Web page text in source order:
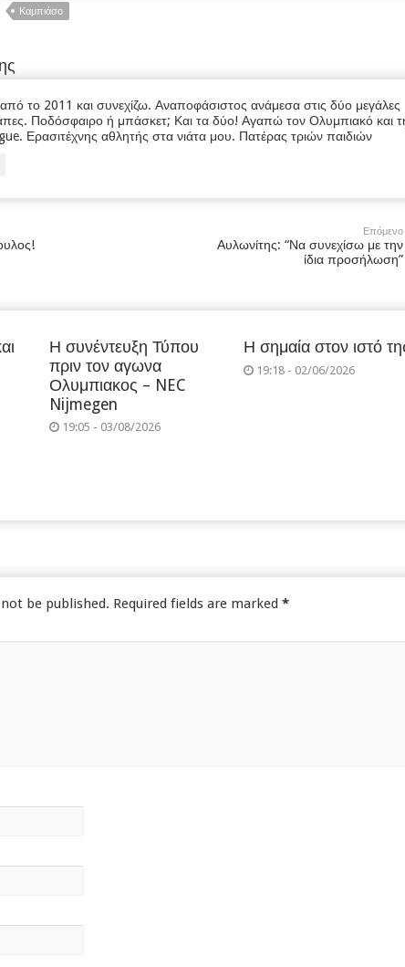
Καμπιάσο
το 2011 και συνεχίζω. Αναποφάσιστος ανάμεσα στις δύο μεγάλες
Ποδόσφαιρο ή μπάσκετ; Και τα δύο! Αγαπώ τον Ολυμπιακό και
Ερασιτέχνης αθλητής στα νιάτα μου. Πατέρας τριών παιδιών
Επόμενο
Αυλωνίτης: “Να συνεχίσω με την
ίδια προσήλωση”
Η συνέντευξη Τύπου
πριν τον αγωνα
Ολυμπιακος – NEC
Nijmegen
19:05 - 03/08/2026
Η σημαία στον ιστό
19:18 - 02/06/2026
be published. Required fields are marked *